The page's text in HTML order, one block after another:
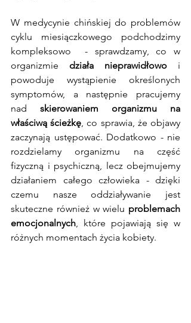
W medycynie chińskiej do problemów
cyklu miesiączkowego podchodzimy
kompleksowo  - sprawdzamy, co w
organizmie działa nieprawidłowo i
powoduje wystąpienie określonych
symptomów, a następnie pracujemy
nad skierowaniem organizmu na
właściwą ścieżkę, co sprawia, że objawy
zaczynają ustępować. Dodatkowo - nie
rozdzielamy organizmu na część
fizyczną i psychiczną, lecz obejmujemy
działaniem całego człowieka - dzięki
czemu nasze oddziaływanie jest
skuteczne również w wielu problemach
emocjonalnych, które pojawiają się w
różnych momentach życia kobiety.